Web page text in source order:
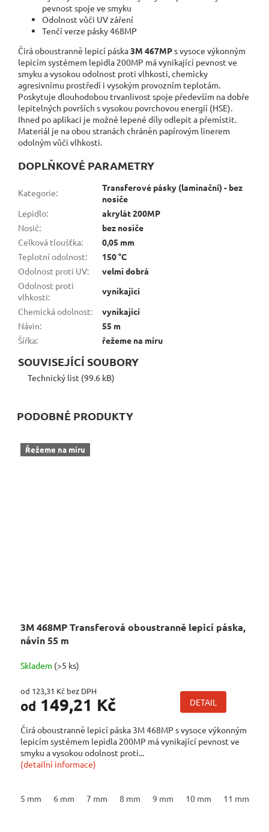
pevnost spoje ve smyku
Odolnost vůči UV záření
Tenčí verze pásky 468MP
Čirá oboustranně lepicí páska3M 467MPs vysoce výkonným
lepicím systémem lepidla 200MP má vynikající pevnost ve
smyku a vysokou odolnost proti vlhkosti, chemicky
agresivnímu prostředí i vysokým provozním teplotám.
Poskytuje dlouhodobou trvanlivost spoje především na dobře
lepitelných površích s vysokou povrchovou energií (HSE).
Ihned po aplikaci je možné lepené díly odlepit a přemístit.
Materiál je na obou stranách chráněn papírovým linerem
odolným vůči vlhkosti.
DOPLŇKOVÉ PARAMETRY
Kategorie:
Transferové pásky (laminační) - bez
nosiče
Lepidlo:
akrylát 200MP
Nosič:
bez nosiče
Celková tloušťka:
0,05 mm
Teplotní odolnost:
150 °C
Odolnost proti UV:
velmi dobrá
Odolnost proti
vlhkosti:
vynikající
Chemická odolnost:
vynikající
Návin:
55 m
Šířka: řežeme na míru
SOUVISEJÍCÍ SOUBORY
Technický list (99.6 kB)
PODOBNÉ PRODUKTY
Řežeme na míru
3M 468MP Transferová oboustranně lepicí páska,
návin 55 m
Skladem (>5 ks)
od 123,31 Kč bez DPH
od 149,21 Kč DETAIL
Čirá oboustranně lepicí páska 3M 468MP s vysoce výkonným
lepicím systémem lepidla 200MP má vynikající pevnost ve
smyku a vysokou odolnost proti...
(detailní informace)
5 mm 6 mm 7 mm 8 mm 9 mm 10 mm 11 mm